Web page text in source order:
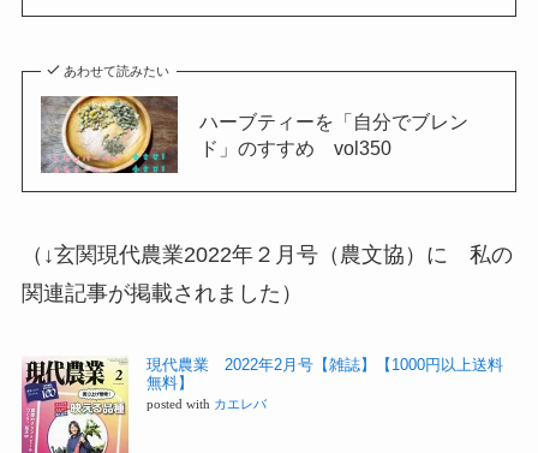
あわせて読みたい
ハーブティーを「自分でブレン
ド」のすすめ vol350
（↓玄関現代農業2022年２月号（農文協）に 私の
関連記事が掲載されました）
現代農業 2022年2月号【雑誌】【1000円以上送料
無料】
posted with カエレバ